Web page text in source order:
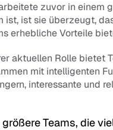
zuvor in einem
ist, ist sie überzeugt,
erhebliche Vorteile
aktuellen Rolle bietet
mit intelligenten
interessante und
größere Teams, die